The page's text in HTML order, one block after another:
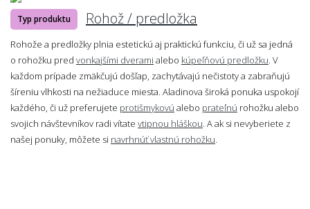
Typ produktu Rohož / predložka
Rohože a predložky plnia estetickú aj praktickú funkciu, či už sa jedná
o rohožku pred vonkajšími dverami alebo kúpeľňovú predložku . V
každom prípade zmäkčujú došľap, zachytávajú nečistoty a zabraňujú
šíreniu vlhkosti na nežiaduce miesta. Aladinova široká ponuka uspokojí
každého, či už preferujete protišmykovú alebo prateľnú rohožku alebo
svojich návštevníkov radi vítate vtipnou hláškou . A ak si nevyberiete z
našej ponuky, môžete si navrhnúť vlastnú rohožku